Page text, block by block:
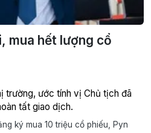
mua hết lượng cổ
trường, ước tính vị Chủ tịch đã
tất giao dịch.
ký mua 10 triệu cổ phiếu, Pyn